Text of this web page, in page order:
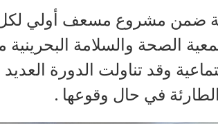
ضمن مشروع مسعف أولي لكل
بجمعية الصحة والسلامة
وقد تناولت الدورة
في حال وقوعها .